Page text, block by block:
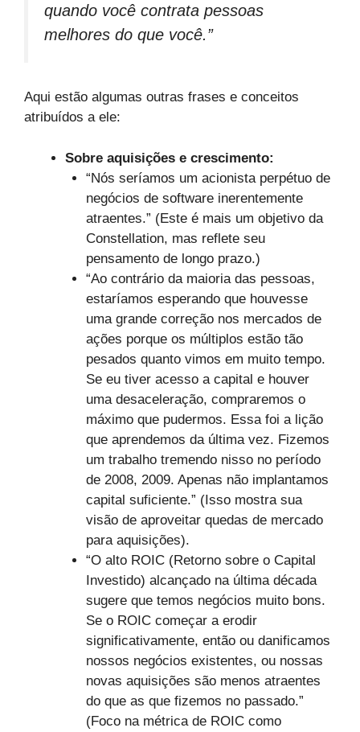
quando você contrata pessoas
melhores do que você.”
Aqui estão algumas outras frases e conceitos
atribuídos a ele:
Sobre aquisições e crescimento:
“Nós seríamos um acionista perpétuo de
negócios de software inerentemente
atraentes.” (Este é mais um objetivo da
Constellation, mas reflete seu
pensamento de longo prazo.)
“Ao contrário da maioria das pessoas,
estaríamos esperando que houvesse
uma grande correção nos mercados de
ações porque os múltiplos estão tão
pesados quanto vimos em muito tempo.
Se eu tiver acesso a capital e houver
uma desaceleração, compraremos o
máximo que pudermos. Essa foi a lição
que aprendemos da última vez. Fizemos
um trabalho tremendo nisso no período
de 2008, 2009. Apenas não implantamos
capital suficiente.” (Isso mostra sua
visão de aproveitar quedas de mercado
para aquisições).
“O alto ROIC (Retorno sobre o Capital
Investido) alcançado na última década
sugere que temos negócios muito bons.
Se o ROIC começar a erodir
significativamente, então ou danificamos
nossos negócios existentes, ou nossas
novas aquisições são menos atraentes
do que as que fizemos no passado.”
(Foco na métrica de ROIC como